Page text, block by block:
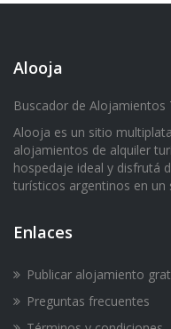
Alooja
Buscador de Alojamientos
Alooja es un sitio
alojamientos de alquiler
hospedaje ideal y disfrutá
turísticos argentinos en un
Enlaces
Publicar alojamiento
Preguntas frecuentes